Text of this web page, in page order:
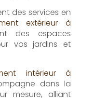
des services en
extérieur à
des espaces
vos jardins et
intérieur à
dans la
mesure, alliant